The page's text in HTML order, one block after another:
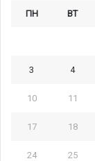
ПН ВТ
3 4
10 11
17 18
24 25